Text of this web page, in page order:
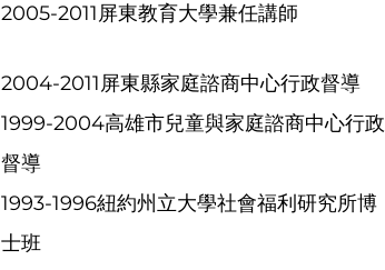
2005-2011屏東教育大學兼任講師
2004-2011屏東縣家庭諮商中心行政督導
1999-2004高雄市兒童與家庭諮商中心行政
督導
1993-1996紐約州立大學社會福利研究所博
士班